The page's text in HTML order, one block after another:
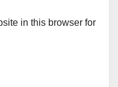
in this browser for